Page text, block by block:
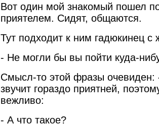
Вот один мой знакомый пошел
приятелем. Сидят, общаются.
Тут подходит к ним гадюкинец с
- Не могли бы вы пойти куда-
Смысл-то этой фразы
звучит гораздо приятней,
вежливо:
- А что такое?